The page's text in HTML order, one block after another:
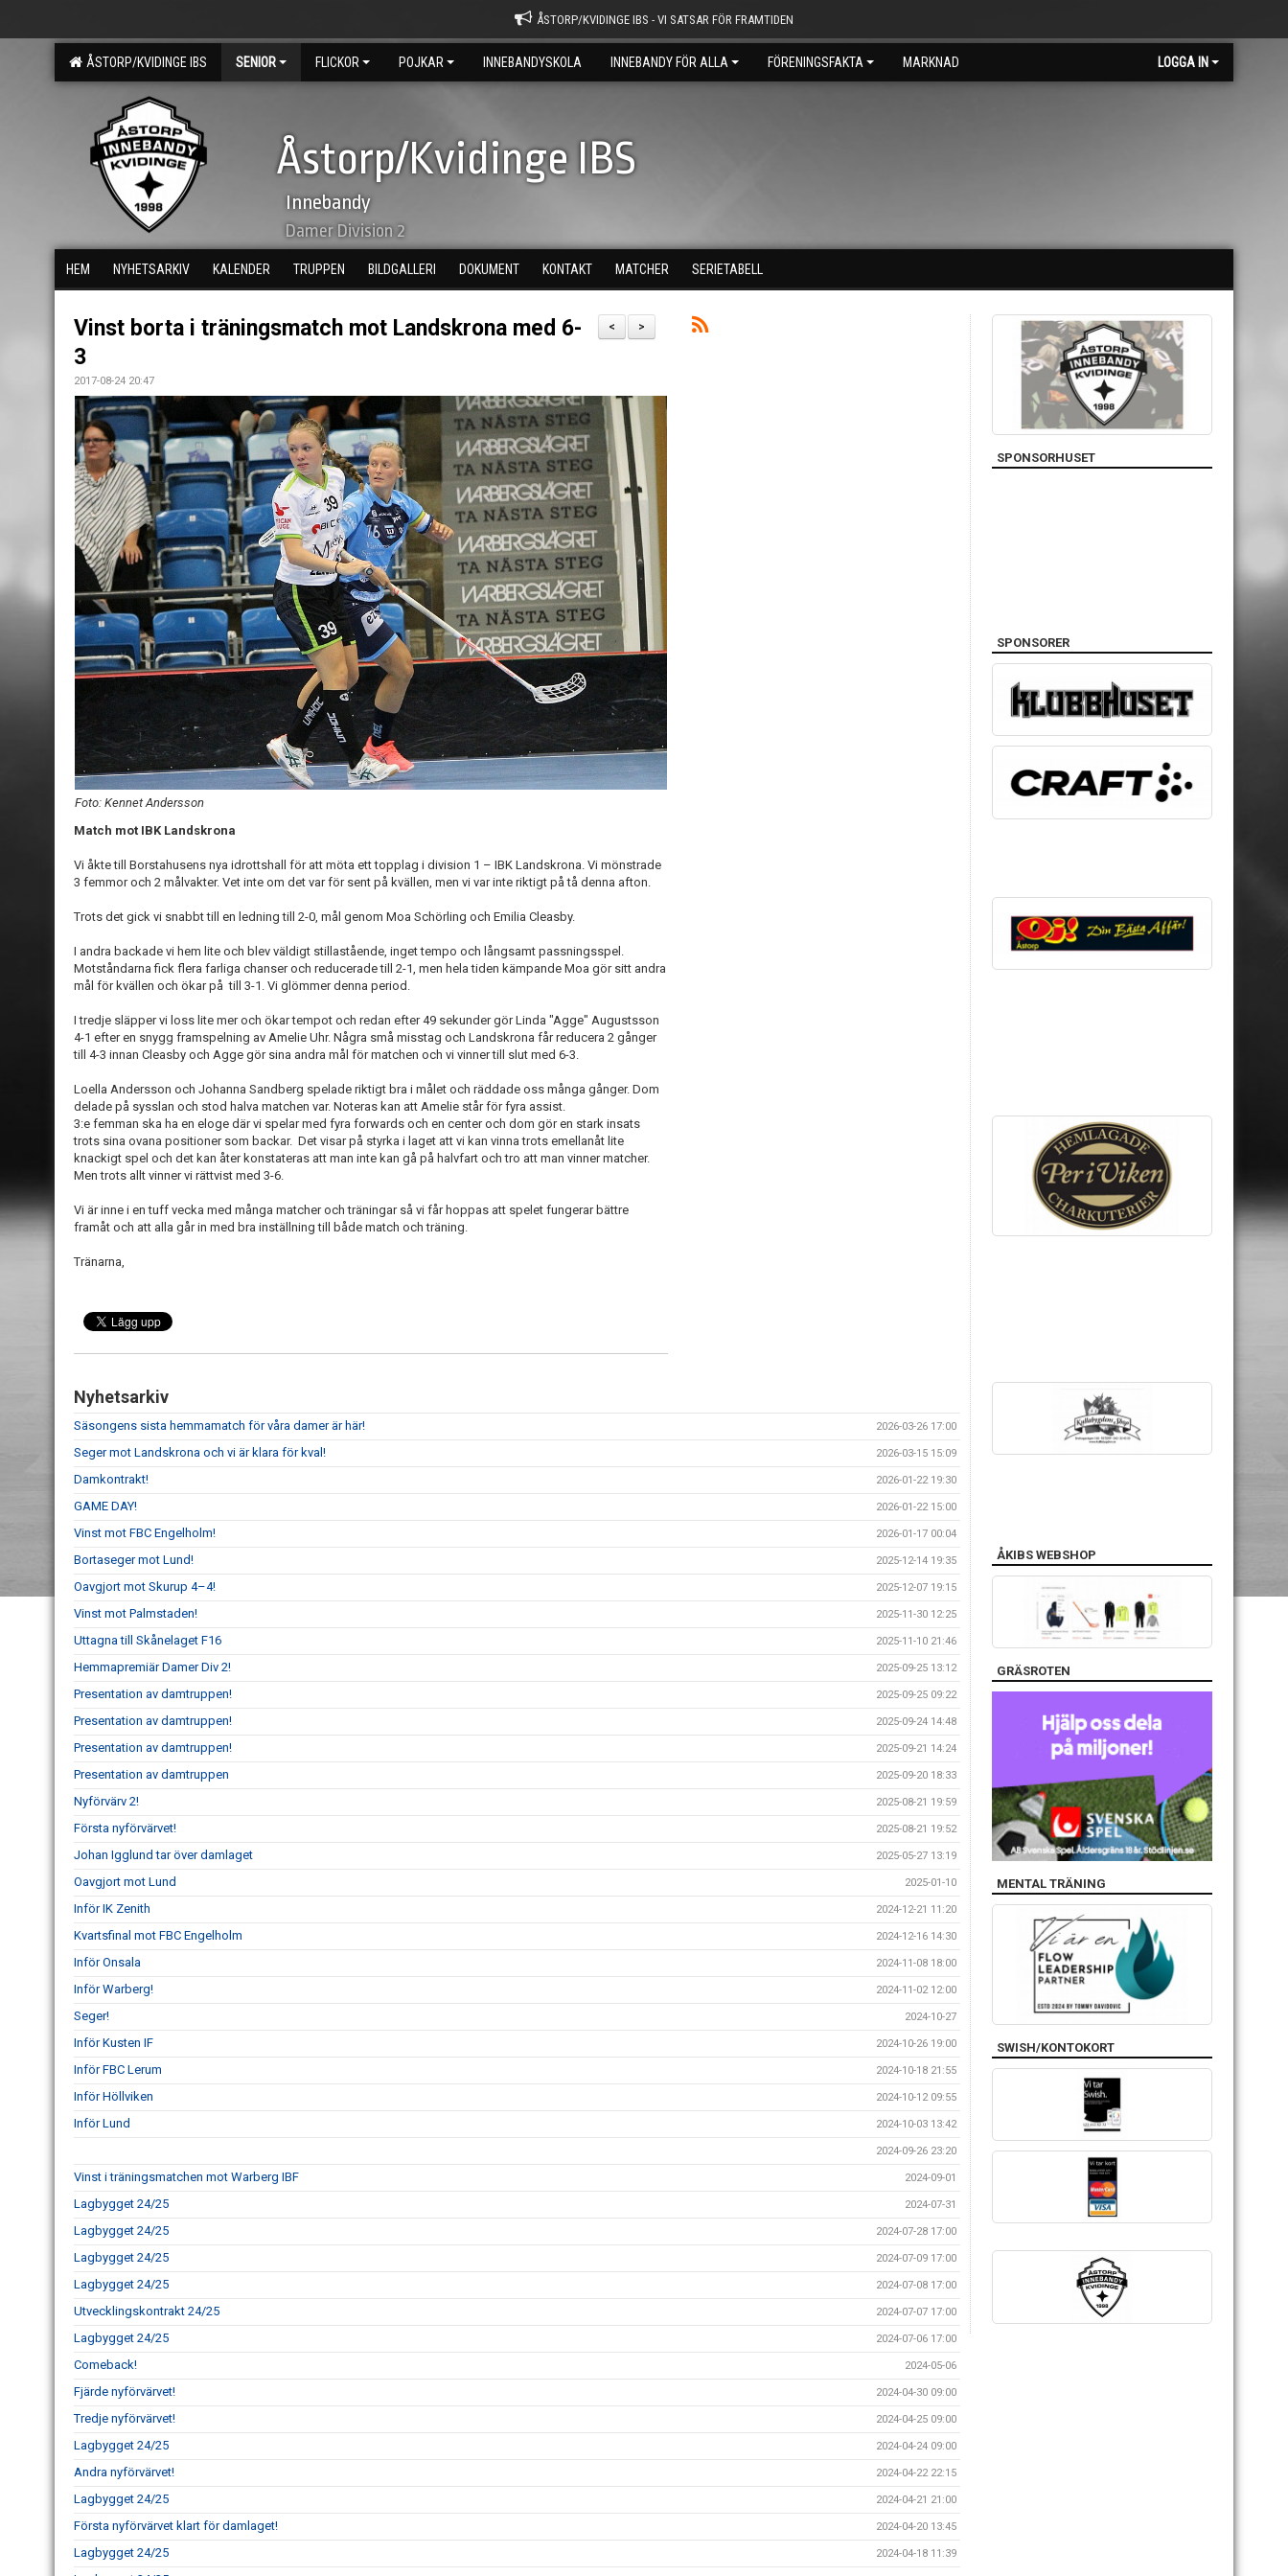
ÅSTORP/KVIDINGE IBS - VI SATSAR FÖR FRAMTIDEN
ÅSTORP/KVIDINGE IBS SENIOR FLICKOR POJKAR INNEBANDYSKOLA INNEBANDY FÖR ALLA FÖRENINGSFAKTA MARKNAD LOGGA IN
Åstorp/Kvidinge IBS
Innebandy
Damer Division 2
HEM NYHETSARKIV KALENDER TRUPPEN BILDGALLERI DOKUMENT KONTAKT MATCHER SERIETABELL
>
<
Vinst borta i träningsmatch mot Landskrona med 6-
3
2017-08-24 20:47
Foto: Kennet Andersson
Match mot IBK Landskrona
Vi åkte till Borstahusens nya idrottshall för att möta ett topplag i division 1 – IBK Landskrona. Vi mönstrade
3 femmor och 2 målvakter. Vet inte om det var för sent på kvällen, men vi var inte riktigt på tå denna afton.
Trots det gick vi snabbt till en ledning till 2-0, mål genom Moa Schörling och Emilia Cleasby.
I andra backade vi hem lite och blev väldigt stillastående, inget tempo och långsamt passningsspel.
Motståndarna fick flera farliga chanser och reducerade till 2-1, men hela tiden kämpande Moa gör sitt andra
mål för kvällen och ökar på till 3-1. Vi glömmer denna period.
I tredje släpper vi loss lite mer och ökar tempot och redan efter 49 sekunder gör Linda "Agge" Augustsson
4-1 efter en snygg framspelning av Amelie Uhr. Några små misstag och Landskrona får reducera 2 gånger
till 4-3 innan Cleasby och Agge gör sina andra mål för matchen och vi vinner till slut med 6-3.
Loella Andersson och Johanna Sandberg spelade riktigt bra i målet och räddade oss många gånger. Dom
delade på sysslan och stod halva matchen var. Noteras kan att Amelie står för fyra assist.
3:e femman ska ha en eloge där vi spelar med fyra forwards och en center och dom gör en stark insats
trots sina ovana positioner som backar. Det visar på styrka i laget att vi kan vinna trots emellanåt lite
knackigt spel och det kan åter konstateras att man inte kan gå på halvfart och tro att man vinner matcher.
Men trots allt vinner vi rättvist med 3-6.
Vi är inne i en tuff vecka med många matcher och träningar så vi får hoppas att spelet fungerar bättre
framåt och att alla går in med bra inställning till både match och träning.
Tränarna,
Nyhetsarkiv
Säsongens sista hemmamatch för våra damer är här! 2026-03-26 17:00
Seger mot Landskrona och vi är klara för kval! 2026-03-15 15:09
Damkontrakt! 2026-01-22 19:30
GAME DAY! 2026-01-22 15:00
Vinst mot FBC Engelholm! 2026-01-17 00:04
Bortaseger mot Lund! 2025-12-14 19:35
Oavgjort mot Skurup 4–4! 2025-12-07 19:15
Vinst mot Palmstaden! 2025-11-30 12:25
Uttagna till Skånelaget F16 2025-11-10 21:46
Hemmapremiär Damer Div 2! 2025-09-25 13:12
Presentation av damtruppen! 2025-09-25 09:22
Presentation av damtruppen! 2025-09-24 14:48
Presentation av damtruppen! 2025-09-21 14:24
Presentation av damtruppen 2025-09-20 18:33
Nyförvärv 2! 2025-08-21 19:59
Första nyförvärvet! 2025-08-21 19:52
Johan Igglund tar över damlaget 2025-05-27 13:19
Oavgjort mot Lund 2025-01-10
Inför IK Zenith 2024-12-21 11:20
Kvartsfinal mot FBC Engelholm 2024-12-16 14:30
Inför Onsala 2024-11-08 18:00
Inför Warberg! 2024-11-02 12:00
Seger! 2024-10-27
Inför Kusten IF 2024-10-26 19:00
Inför FBC Lerum 2024-10-18 21:55
Inför Höllviken 2024-10-12 09:55
Inför Lund 2024-10-03 13:42
2024-09-26 23:20
Vinst i träningsmatchen mot Warberg IBF 2024-09-01
Lagbygget 24/25 2024-07-31
Lagbygget 24/25 2024-07-28 17:00
Lagbygget 24/25 2024-07-09 17:00
Lagbygget 24/25 2024-07-08 17:00
Utvecklingskontrakt 24/25 2024-07-07 17:00
Lagbygget 24/25 2024-07-06 17:00
Comeback! 2024-05-06
Fjärde nyförvärvet! 2024-04-30 09:00
Tredje nyförvärvet! 2024-04-25 09:00
Lagbygget 24/25 2024-04-24 09:00
Andra nyförvärvet! 2024-04-22 22:15
Lagbygget 24/25 2024-04-21 21:00
Första nyförvärvet klart för damlaget! 2024-04-20 13:45
Lagbygget 24/25 2024-04-18 11:39
SPONSORHUSET
SPONSORER
ÅKIBS WEBSHOP
GRÄSROTEN
MENTAL TRÄNING
SWISH/KONTOKORT